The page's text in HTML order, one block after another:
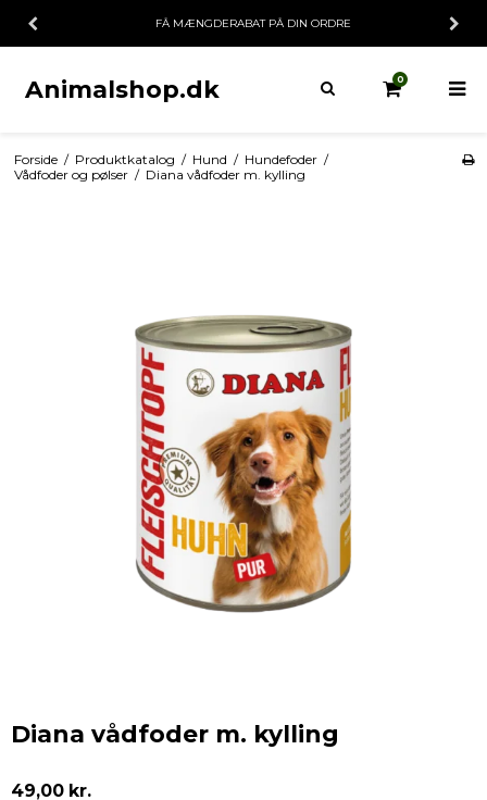
FÅ MÆNGDERABAT PÅ DIN ORDRE
Animalshop.dk 0
Forside / Produktkatalog / Hund / Hundefoder /
Vådfoder og pølser / Diana vådfoder m. kylling
Diana vådfoder m. kylling
49,00 kr.